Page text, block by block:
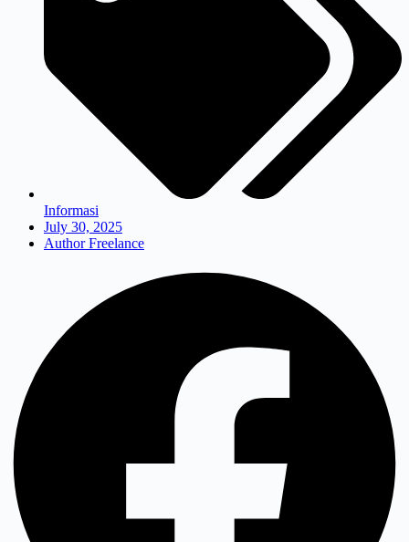
Informasi
July 30, 2025
Author Freelance